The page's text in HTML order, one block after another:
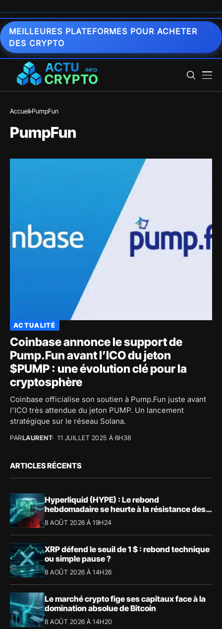
MEILLEURES PLATEFORMES POUR ACHETER
DES CRYPTO
Accueil PumpFun
PumpFun
ACTUALITÉ
Coinbase annonce le support de
Pump.Fun avant l’ICO du jeton
$PUMP : une évolution clé pour la
cryptosphère
Coinbase officialise son soutien à Pump.Fun juste avant
l'ICO très attendue du jeton PUMP. Un lancement
stratégique sur le réseau Solana.
PARLAURENT 11 JUILLET 2025 À 6H38
ARTICLES RÉCENTS
Hyperliquid (HYPE) : Le rebond
hebdomadaire se heurte à la résistance des
57,90 $
8 AOÛT 2026 À 19H24
XRP défend le seuil de 1 $ : rebond technique
ou simple pause ?
8 AOÛT 2026 À 14H26
Le marché crypto fige ses capitaux face à la
domination absolue de Bitcoin
8 AOÛT 2026 À 14H20